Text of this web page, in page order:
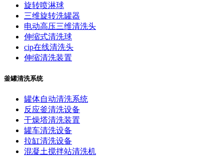
旋转喷淋球
三维旋转洗罐器
电动高压三维清洗头
伸缩式清洗球
cip在线清洗头
伸缩清洗装置
釜罐清洗系统
罐体自动清洗系统
反应釜清洗设备
干燥塔清洗装置
罐车清洗设备
拉缸清洗设备
混凝土搅拌站清洗机